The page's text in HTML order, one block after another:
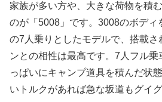
家族が多い方や、大きな荷物を積
のが「5008」です。3008のボディ
の7人乗りとしたモデルで、搭載さ
ンとの相性は最高です。7人フル
っぱいにキャンプ道具を積んだ状
いトルクがあれば急な坂道もグイ